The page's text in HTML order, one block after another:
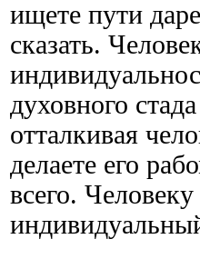
ищете пути
сказать.
духовного
отталкивая
делаете его
всего.